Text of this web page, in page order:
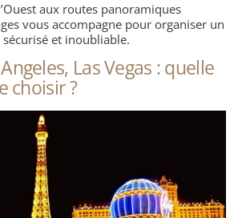
aux routes panoramiques
vous accompagne pour organiser un
et inoubliable.
Las Vegas : quelle
choisir ?